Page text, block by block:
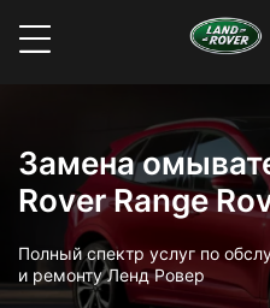
Замена
Rover Range
Полный спектр услуг по
и ремонту Ленд Ровер